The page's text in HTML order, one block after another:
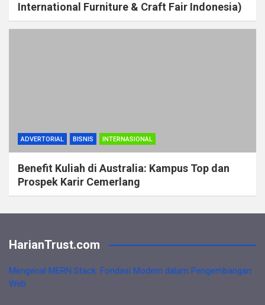
International Furniture & Craft Fair Indonesia)
ADVERTORIAL BISNIS INTERNASIONAL
Benefit Kuliah di Australia: Kampus Top dan
Prospek Karir Cemerlang
HarianTrust.com
Mengenal MERN Stack: Fondasi Modern dalam Pengembangan
Web